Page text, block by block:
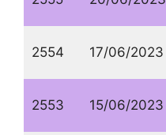
2554 17/06/2023
2553 15/06/2023